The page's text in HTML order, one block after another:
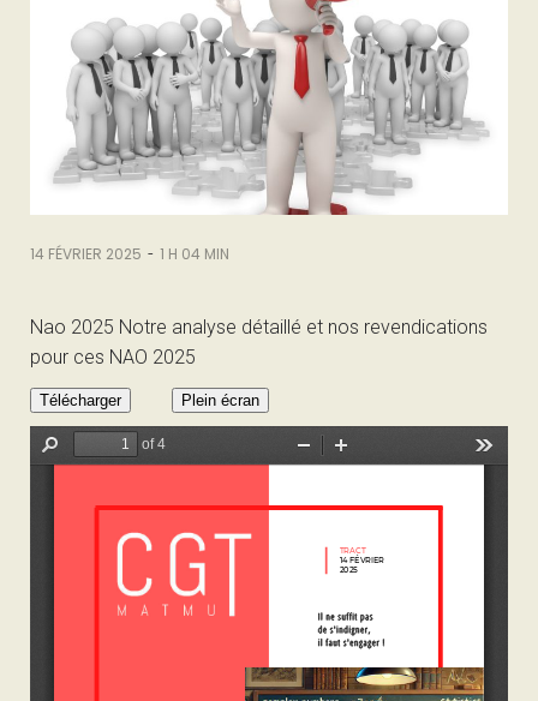
14 FÉVRIER 2025 - 1 H 04 MIN
Nao 2025 Notre analyse détaillé et nos revendications
pour ces NAO 2025
Télécharger Plein écran